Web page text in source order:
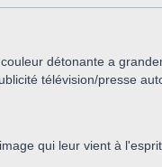
détonante a
télévision/presse
qui leur vient à